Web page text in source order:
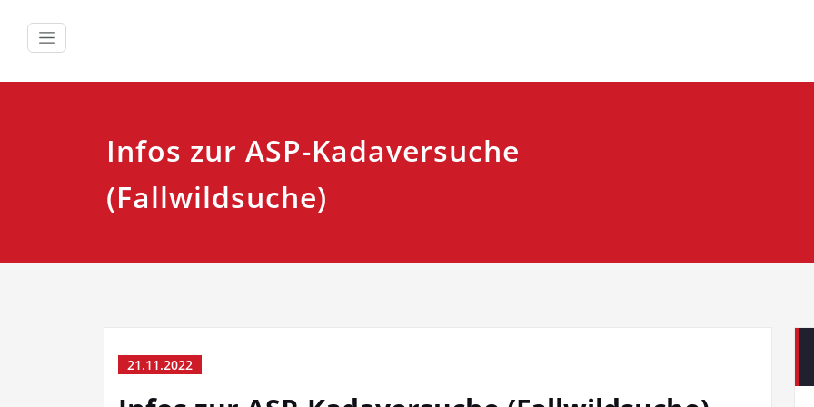
springen
Infos zur ASP-Kadaversuche
(Fallwildsuche)
21.11.2022